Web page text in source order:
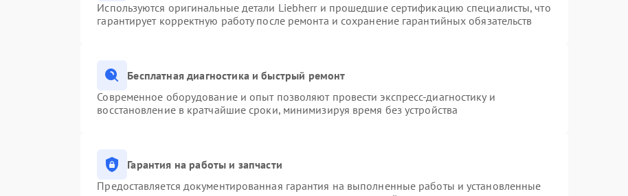
Используются оригинальные детали Liebherr и прошедшие сертификацию специалисты, что
гарантирует корректную работу после ремонта и сохранение гарантийных обязательств
Бесплатная диагностика и быстрый ремонт
Современное оборудование и опыт позволяют провести экспресс-диагностику и
восстановление в кратчайшие сроки, минимизируя время без устройства
Гарантия на работы и запчасти
Предоставляется документированная гарантия на выполненные работы и установленные